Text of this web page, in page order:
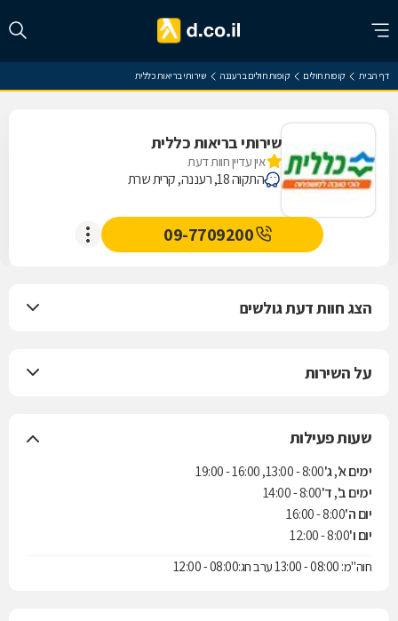
דף הבית קופות חולים קופות חולים ברעננה שירותי בריאות כללית
שירותי בריאות כללית
אין עדיין חוות דעת
התקוה 18, רעננה, קרית שרת
09-7709200
הצג חוות דעת גולשים
על השירות
שעות פעילות
ימים א', ג'8:00 - 13:00, 16:00 - 19:00
ימים ב', ד'8:00 - 14:00
יום ה'8:00 - 16:00
יום ו'8:00 - 12:00
חוה"מ: 08:00 - 13:00 ערב חג:08:00 - 12:00